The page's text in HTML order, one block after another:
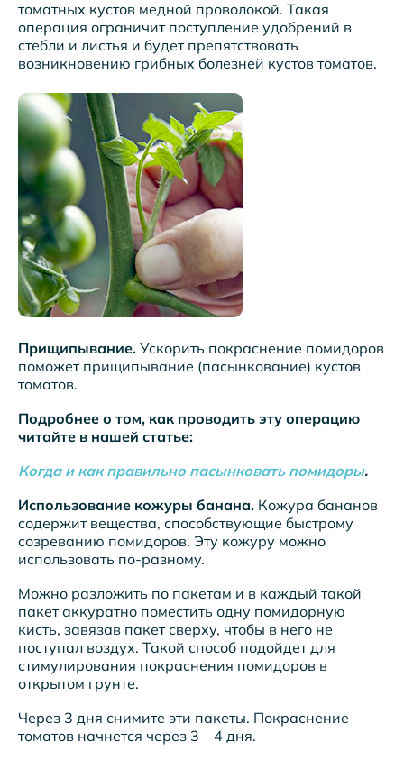
томатных кустов медной проволокой. Такая
операция ограничит поступление удобрений в
стебли и листья и будет препятствовать
возникновению грибных болезней кустов томатов.
Прищипывание. Ускорить покраснение помидоров
поможет прищипывание (пасынкование) кустов
томатов.
Подробнее о том, как проводить эту операцию
читайте в нашей статье:
Когда и как правильно пасынковать помидоры.
Использование кожуры банана. Кожура бананов
содержит вещества, способствующие быстрому
созреванию помидоров. Эту кожуру можно
использовать по-разному.
Можно разложить по пакетам и в каждый такой
пакет аккуратно поместить одну помидорную
кисть, завязав пакет сверху, чтобы в него не
поступал воздух. Такой способ подойдет для
стимулирования покраснения помидоров в
открытом грунте.
Через 3 дня снимите эти пакеты. Покраснение
томатов начнется через 3 – 4 дня.